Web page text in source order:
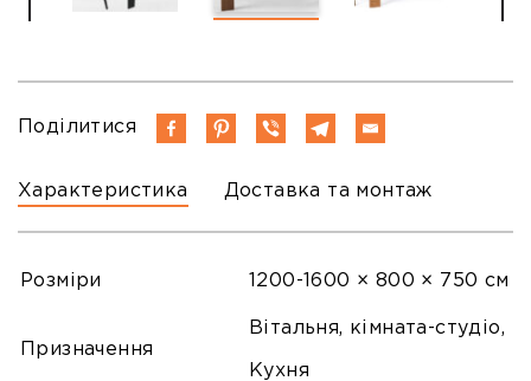
Характеристика Доставка та монтаж
Поділитися
Розміри 1200-1600 × 800 × 750 см
Призначення
Вітальня, кімната-студіо,
Кухня